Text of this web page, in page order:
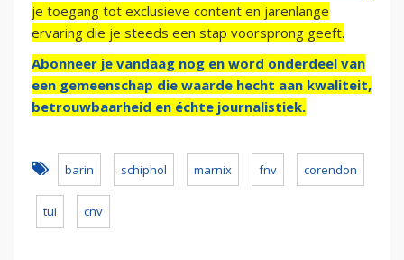
je toegang tot exclusieve content en jarenlange
ervaring die je steeds een stap voorsprong geeft.
Abonneer je vandaag nog en word onderdeel van
een gemeenschap die waarde hecht aan kwaliteit,
betrouwbaarheid en échte journalistiek.
barin schiphol marnix fnv corendon
tui cnv